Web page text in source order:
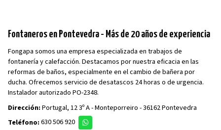
Fontaneros en Pontevedra - Más de 20 años de experiencia
Fongapa somos una empresa especializada en trabajos de
fontanería y calefacción. Destacamos por nuestra eficacia en las
reformas de baños, especialmente en el cambio de bañera por
ducha. Ofrecemos servicio de desatascos 24 horas o de urgencia.
Instalador autorizado PO-2348.
Dirección:Portugal, 12 3º A - Monteporreiro - 36162 Pontevedra
Teléfono:630 506 920